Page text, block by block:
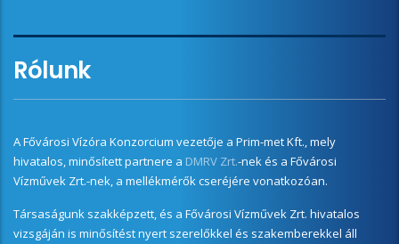
Rólunk
A Fővárosi Vízóra Konzorcium vezetője a Prim-met Kft., mely
hivatalos, minősített partnere a DMRV Zrt.-nek és a Fővárosi
Vízművek Zrt.-nek, a mellékmérők cseréjére vonatkozóan.
Társaságunk szakképzett, és a Fővárosi Vízművek Zrt. hivatalos
vizsgáján is minősítést nyert szerelőkkel és szakemberekkel áll